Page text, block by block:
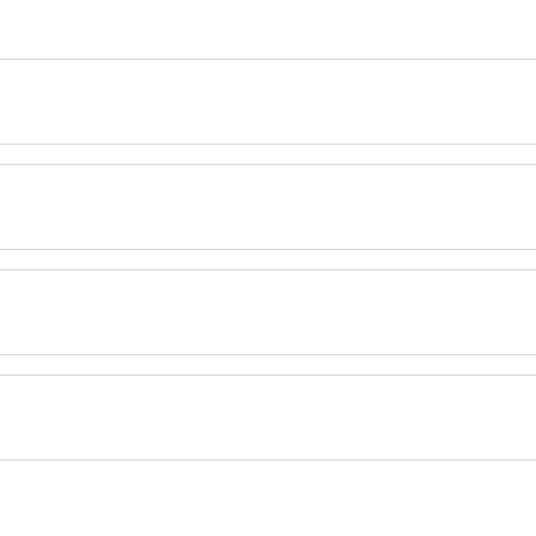
is more". Jest idealną odpowiedzią na potrzeby skóry
lub podrażnionej depilacją. Pozyskany został z kwiatów
jej nawilżenie. Jednym zdaniem - nie ma lipy!
ACID, BENZYL ALCOHOL.